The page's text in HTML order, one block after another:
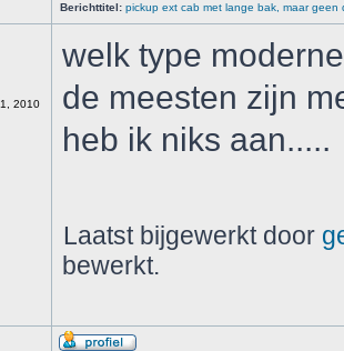
Berichttitel: pickup ext cab met lange bak, maar geen
2010
welk type
de meesten zijn
heb ik niks aan.....
Laatst bijgewerkt door
bewerkt.